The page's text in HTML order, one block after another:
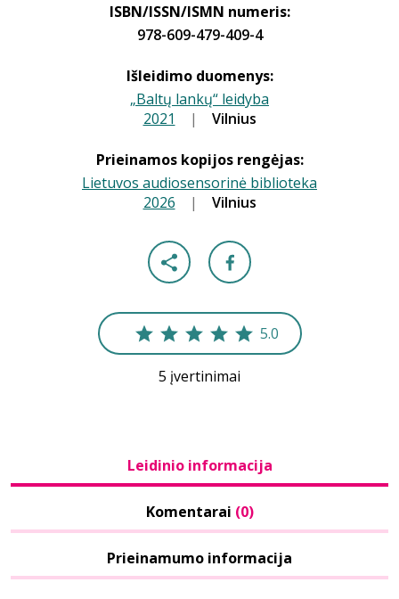
ISBN/ISSN/ISMN numeris:
978-609-479-409-4
Išleidimo duomenys:
„Baltų lankų“ leidyba
2021 | Vilnius
Prieinamos kopijos rengėjas:
Lietuvos audiosensorinė biblioteka
2026 | Vilnius
5.0
5 įvertinimai
Leidinio informacija
Komentarai (0)
Prieinamumo informacija